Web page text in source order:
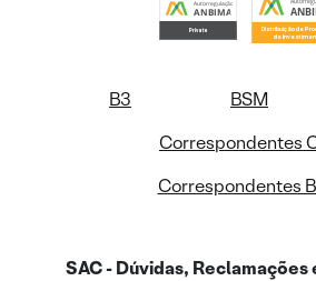
B3 BSM
Correspondentes
Correspondentes
SAC - Dúvidas,